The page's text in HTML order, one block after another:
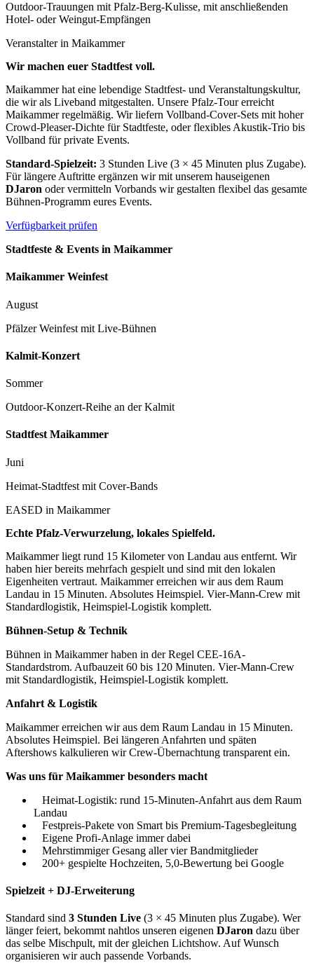
Outdoor-Trauungen mit Pfalz-Berg-Kulisse, mit anschließenden
Hotel- oder Weingut-Empfängen
Veranstalter in Maikammer
Wir machen euer Stadtfest voll.
Maikammer hat eine lebendige Stadtfest- und Veranstaltungskultur,
die wir als Liveband mitgestalten. Unsere Pfalz-Tour erreicht
Maikammer regelmäßig. Wir liefern Vollband-Cover-Sets mit hoher
Crowd-Pleaser-Dichte für Stadtfeste, oder flexibles Akustik-Trio bis
Vollband für private Events.
Standard-Spielzeit: 3 Stunden Live (3 × 45 Minuten plus Zugabe).
Für längere Auftritte ergänzen wir mit unserem hauseigenen
DJaron oder vermitteln Vorbands wir gestalten flexibel das gesamte
Bühnen-Programm eures Events.
Verfügbarkeit prüfen
Stadtfeste & Events in Maikammer
Maikammer Weinfest
August
Pfälzer Weinfest mit Live-Bühnen
Kalmit-Konzert
Sommer
Outdoor-Konzert-Reihe an der Kalmit
Stadtfest Maikammer
Juni
Heimat-Stadtfest mit Cover-Bands
EASED in Maikammer
Echte Pfalz-Verwurzelung, lokales Spielfeld.
Maikammer liegt rund 15 Kilometer von Landau aus entfernt. Wir
haben hier bereits mehrfach gespielt und sind mit den lokalen
Eigenheiten vertraut. Maikammer erreichen wir aus dem Raum
Landau in 15 Minuten. Absolutes Heimspiel. Vier-Mann-Crew mit
Standardlogistik, Heimspiel-Logistik komplett.
Bühnen-Setup & Technik
Bühnen in Maikammer haben in der Regel CEE-16A-
Standardstrom. Aufbauzeit 60 bis 120 Minuten. Vier-Mann-Crew
mit Standardlogistik, Heimspiel-Logistik komplett.
Anfahrt & Logistik
Maikammer erreichen wir aus dem Raum Landau in 15 Minuten.
Absolutes Heimspiel. Bei längeren Anfahrten und späten
Aftershows kalkulieren wir Crew-Übernachtung transparent ein.
Was uns für Maikammer besonders macht
Heimat-Logistik: rund 15-Minuten-Anfahrt aus dem Raum
Landau
Festpreis-Pakete von Smart bis Premium-Tagesbegleitung
Eigene Profi-Anlage immer dabei
Mehrstimmiger Gesang aller vier Bandmitglieder
200+ gespielte Hochzeiten, 5,0-Bewertung bei Google
Spielzeit + DJ-Erweiterung
Standard sind 3 Stunden Live (3 × 45 Minuten plus Zugabe). Wer
länger feiert, bekommt nahtlos unseren eigenen DJaron dazu über
das selbe Mischpult, mit der gleichen Lichtshow. Auf Wunsch
organisieren wir auch passende Vorbands.